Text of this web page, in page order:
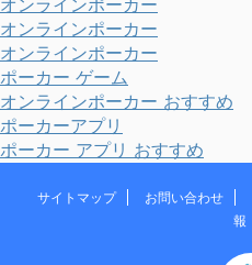
オンラインポーカー
オンラインポーカー
ポーカー ゲーム
オンラインポーカー おすすめ
ポーカーアプリ
ポーカー アプリ おすすめ
サイトマップ お問い合わせ
報